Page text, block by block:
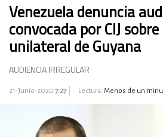
Venezuela denuncia
convocada por CIJ
unilateral de Guyana
AUDIENCIA IRREGULAR
21-Junio-2020 7:27 Lectura: Menos de un